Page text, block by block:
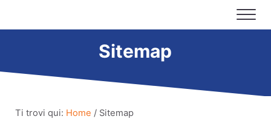
Fisio Center Como
Il tuo centro di fisioterapia a Como
Sitemap
Ti trovi qui: Home /Sitemap